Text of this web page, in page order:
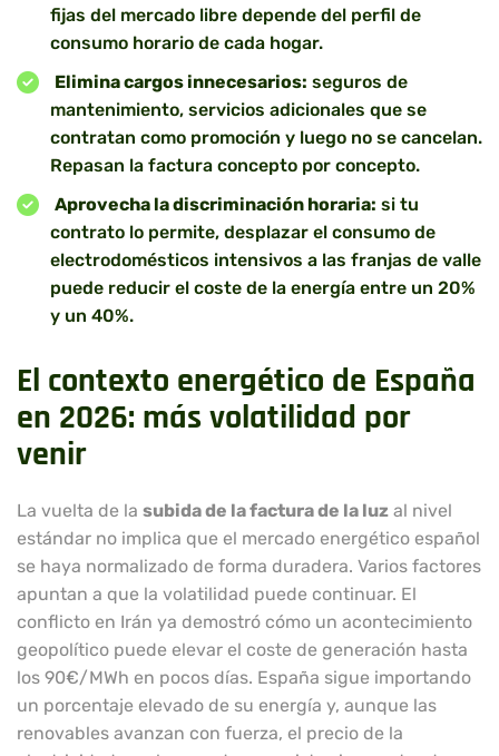
fijas del mercado libre depende del perfil de
consumo horario de cada hogar.
Elimina cargos innecesarios: seguros de
mantenimiento, servicios adicionales que se
contratan como promoción y luego no se cancelan.
Repasan la factura concepto por concepto.
Aprovecha la discriminación horaria: si tu
contrato lo permite, desplazar el consumo de
electrodomésticos intensivos a las franjas de valle
puede reducir el coste de la energía entre un 20%
y un 40%.
El contexto energético de España
en 2026: más volatilidad por
venir
La vuelta de la subida de la factura de la luz al nivel
estándar no implica que el mercado energético español
se haya normalizado de forma duradera. Varios factores
apuntan a que la volatilidad puede continuar. El
conflicto en Irán ya demostró cómo un acontecimiento
geopolítico puede elevar el coste de generación hasta
los 90€/MWh en pocos días. España sigue importando
un porcentaje elevado de su energía y, aunque las
renovables avanzan con fuerza, el precio de la